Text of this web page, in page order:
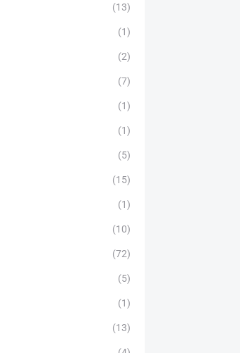
(13)
(1)
(2)
(7)
(1)
(1)
(5)
(15)
(1)
(10)
(72)
(5)
(1)
(13)